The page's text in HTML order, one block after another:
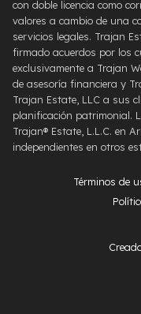
con doble licencia como
valores a cambio de una
servicios legales. Trajan
firmado acuerdos por los
exclusivamente a Trajan
de asesoría financiera y
Trajan Estate, LLC a sus
planificación patrimonial.
Trajan® Estate, L.L.C. en
independientes en otros
Términos de